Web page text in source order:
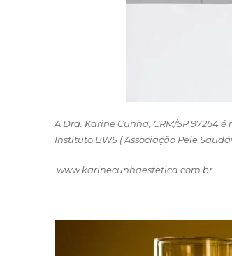
A Dra. Karine Cunha , CRM/SP 97264
Instituto BWS ( Associação Pele
www.karinecunhaestetica.com.br